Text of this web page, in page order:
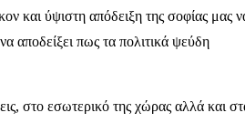
και ύψιστη απόδειξη της σοφίας μας
αποδείξει πως τα πολιτικά ψεύδη
στο εσωτερικό της χώρας αλλά και